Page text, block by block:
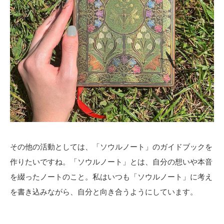
その他の活動としては、「ソウルノート」のガイドブックを
作りたいですね。「ソウルノート」とは、自分の想いや本音
を綴ったノートのこと。私はいつも「ソウルノート」に考え
を書き込みながら、自分と向き合うようにしています。